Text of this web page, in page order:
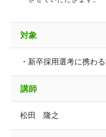
対象
・新卒採用選考に携わ
講師
松田 隆之